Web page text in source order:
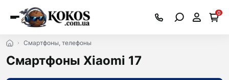
0
Смартфоны, телефоны
Смартфоны Xiaomi 17